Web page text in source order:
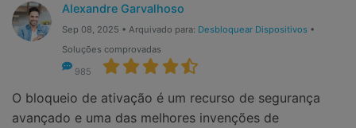
Reparar Celular
Proteção do celular
Encontre Mais Soluções
Alexandre Garvalhoso
Sep 08, 2025 • Arquivado para: Desbloquear Dispositivos•
Soluções comprovadas
985
O bloqueio de ativação é um recurso de segurança
avançado e uma das melhores invenções de